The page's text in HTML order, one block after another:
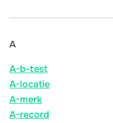
A
A-b-test
A-locatie
A-merk
A-record